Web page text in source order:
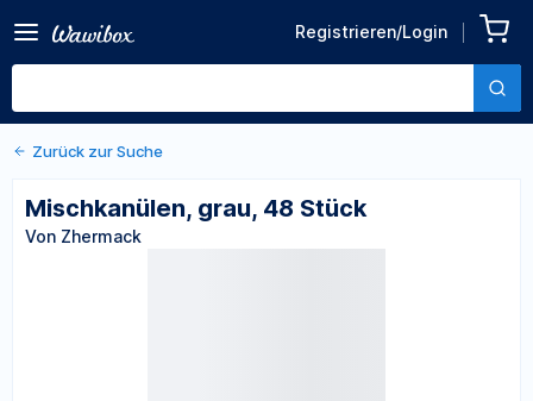
Registrieren/Login
Stück
Von Zhermack
Zurück zu den Produktdetails
Zurück zur Suche
Mischkanülen, grau, 48 Stück
Von Zhermack